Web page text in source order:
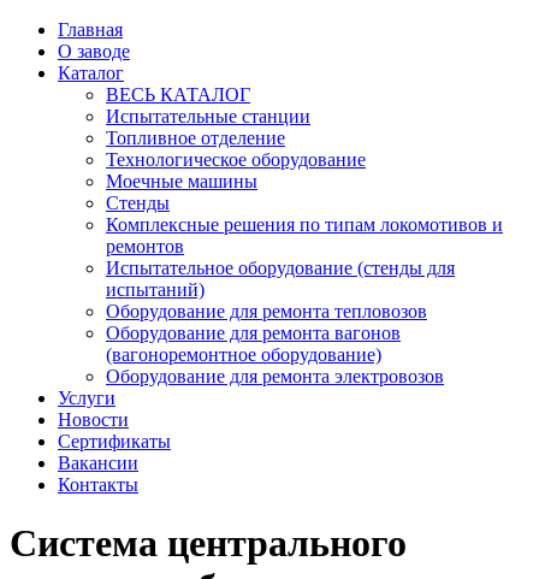
Главная
О заводе
Каталог
ВЕСЬ КАТАЛОГ
Испытательные станции
Топливное отделение
Технологическое оборудование
Моечные машины
Стенды
Комплексные решения по типам локомотивов и
ремонтов
Испытательное оборудование (стенды для
испытаний)
Оборудование для ремонта тепловозов
Оборудование для ремонта вагонов
(вагоноремонтное оборудование)
Оборудование для ремонта электровозов
Услуги
Новости
Сертификаты
Вакансии
Контакты
Система центрального